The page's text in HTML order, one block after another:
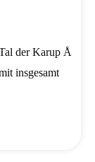
der Karup Å
insgesamt